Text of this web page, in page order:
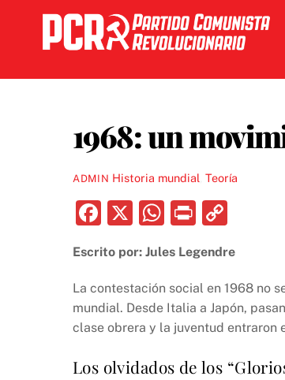
content
1968: un
ADMIN Historia mundial ,Teoría
F
c
e
b
o
o
X
W
at
s
A
p
p
P
nt p
y
Li
n
k
Escrito por: Jules Legendre
La contestación social en 1968 no
mundial. Desde Italia a Japón,
clase obrera y la juventud entraron
Los olvidados de los